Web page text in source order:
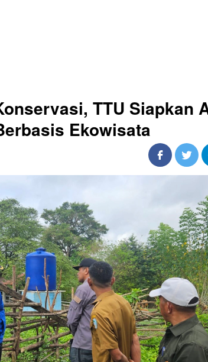
TTU Siapkan
Ekowisata